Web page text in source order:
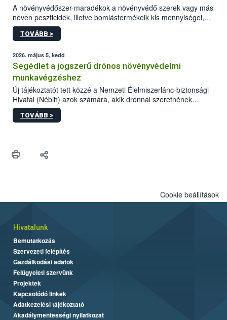
A növényvédőszer-maradékok a növényvédő szerek vagy más
néven peszticidek, illetve bomlástermékeik kis mennyiségei,
melyek a terményekben vagy azok felületén a betakarítást,
szüretelést, illetve tárolást követően is megmaradhatnak. Az
mennyiségének esetenként a kezelt terményeken is jelen kell
lennie. Nem minden élelmiszer tartalmaz szermaradékot.
Azokban az élelmiszerekben is, melyekben kimutathatóak,
általában csak nagyon kis mennyiségben vannak jelen, így nem
jelenthetnek kockázatot a fogyasztó egészségére nézve.
TOVÁBB >
2026. május 5, kedd
Segédlet a jogszerű drónos növényvédelmi
munkavégzéshez
Új tájékoztatót tett közzé a Nemzeti Élelmiszerlánc-biztonsági
Hivatal (Nébih) azok számára, akik drónnal szeretnének
növényvédelmi vagy tápanyag-gazdálkodási tevékenységet
végezni Magyarországon. Az összefoglaló részletesen
műszaki és hatósági feltételek.
TOVÁBB >
Cookie beállítások
Hivatalunk
Bemutatkozás
Szervezeti felépítés
Gazdálkodási adatok
Felügyeleti szervünk
Projektek
Kapcsolódó linkek
Adatkezelési tájékoztató
Akadálymentességi nyilatkozat